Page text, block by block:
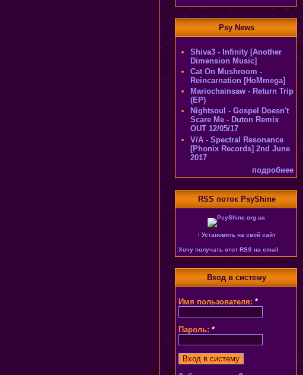
Psy News
Shiva3 - Infinity [Another
Dimension Music]
Cat On Mushroom -
Reincarnation [HoMmega]
Mariochainsaw - Return Trip
(EP)
Nightsoul - Gospel Doesn't
Scare Me - Duton Remix
OUT 12/05/17
V/A - Spectral Resonance
[Phonix Records] 2nd June
2017
подробнее
RSS поток PsyShine
↑ Установить на свой сайт
Хочу получать этот RSS на email
Вход в систему
Имя пользователя: *
Пароль: *